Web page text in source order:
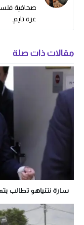
صحافية
غزة تايم.
مقالات ذات صلة
سارة نتنياهو تطالب بتمديد